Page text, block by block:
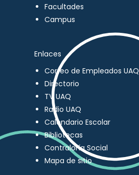
Facultades
Campus
Enlaces
Correo de Empleados UAQ
Directorio
TV UAQ
Radio UAQ
Calendario Escolar
Bibliotecas
Contraloría Social
Mapa de sitio